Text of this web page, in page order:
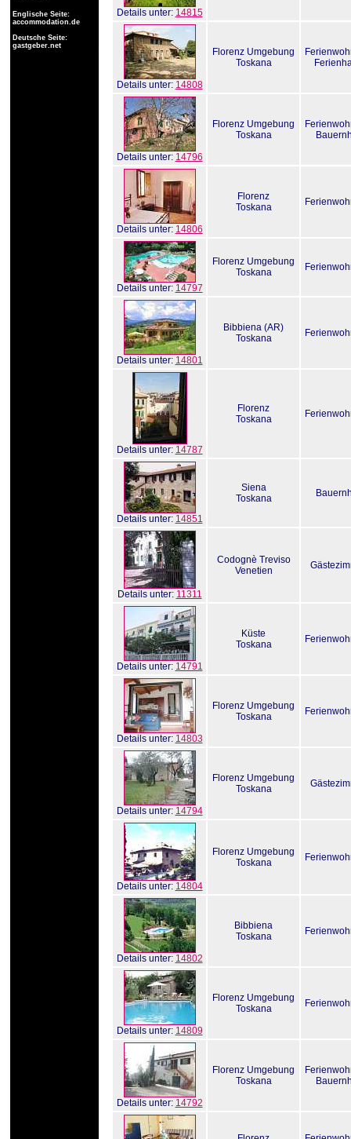
Details unter: 14815
Details unter: 14808
Florenz Umgebung
Toskana
Details unter: 14796
Florenz Umgebung
Toskana
Details unter: 14806
Florenz
Toskana
Details unter: 14797
Florenz Umgebung
Toskana
Details unter: 14801
Bibbiena (AR)
Toskana
Details unter: 14787
Florenz
Toskana
Details unter: 14851
Siena
Toskana
Details unter: 11311
Codognè Treviso
Venetien
Details unter: 14791
Küste
Toskana
Details unter: 14803
Florenz Umgebung
Toskana
Details unter: 14794
Florenz Umgebung
Toskana
Details unter: 14804
Florenz Umgebung
Toskana
Details unter: 14802
Bibbiena
Toskana
Details unter: 14809
Florenz Umgebung
Toskana
Details unter: 14792
Florenz Umgebung
Toskana
Englische Seite:
accommodation.de
Deutsche Seite:
gastgeber.net